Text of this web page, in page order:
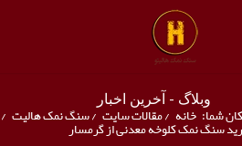
وبلاگ - آخرین اخبار
شما: خانه /مقالات سایت /سنگ نمک هالیت /
سنگ نمک کلوخه معدنی از گرمسار